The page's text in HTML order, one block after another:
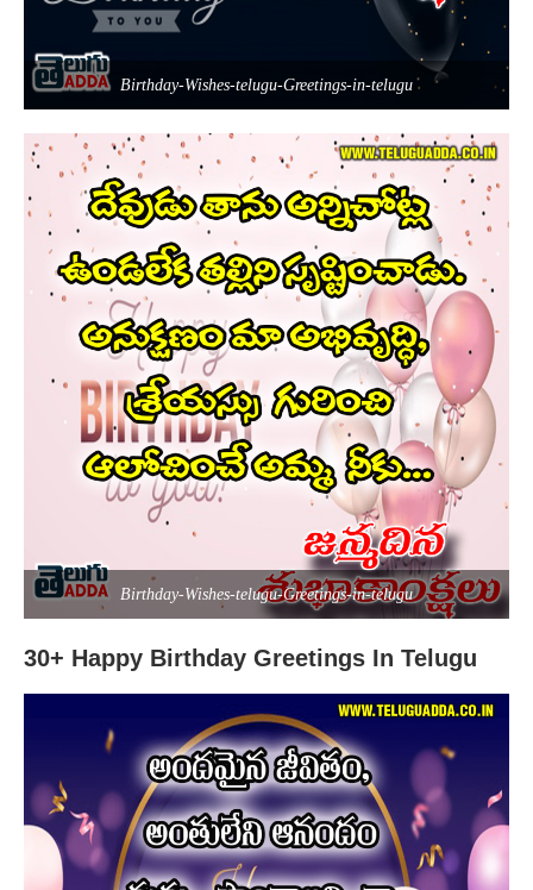
Birthday-Wishes-telugu-Greetings-in-telugu
Birthday-Wishes-telugu-Greetings-in-telugu
30+ Happy Birthday Greetings In Telugu